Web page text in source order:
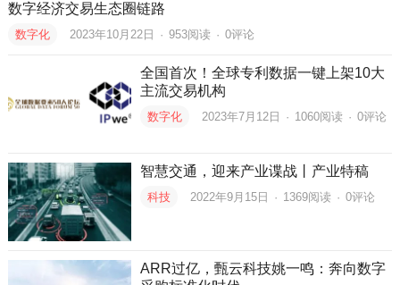
数字经济交易生态圈链路
数字化 2023年10月22日 · 953阅读 · 0评论
全国首次！全球专利数据一键上架10大
主流交易机构
数字化 2023年7月12日 · 1060阅读 · 0评论
智慧交通，迎来产业谍战丨产业特稿
科技 2022年9月15日 · 1369阅读 · 0评论
ARR过亿，甄云科技姚一鸣：奔向数字